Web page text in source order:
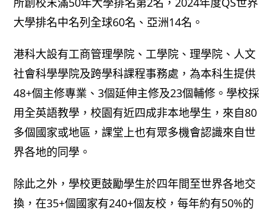
大學排名中名列全球60名、亞洲14名。
港科大設有工商管理學院、工學院、理學院、人文
社會科學學院及跨學科課程事務處，為本科生提供
48+個主修專業、3個延伸主修及23個輔修。學校採
用全英語教學，校園有近四成非本地學生，來自80
多個國家或地區，課堂上也有眾多機會認識來自世
界各地的同學。
除此之外，學校更鼓勵學生於四年間至世界各地交
換，在35+個國家有240+個友校，每年約有50%的